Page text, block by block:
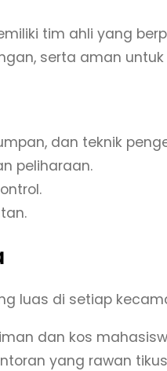
tim ahli yang
serta aman
dan teknik
peliharaan.
luas di setiap
dan kos
yang rawan